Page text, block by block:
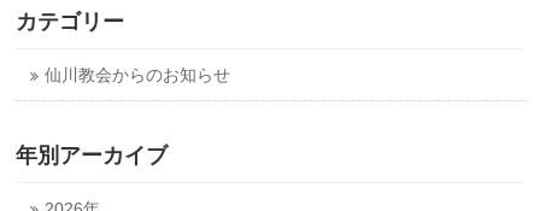
カテゴリー
仙川教会からのお知らせ
年別アーカイブ